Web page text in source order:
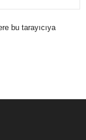
bu tarayıcıya